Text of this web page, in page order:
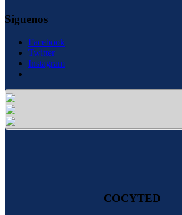
Síguenos
Facebook
Twitter
Instagram
COCYTED